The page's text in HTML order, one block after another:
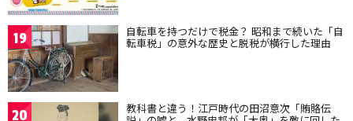
19 自転車を持つだけで税金？ 昭和まで続いた「自
転車税」の意外な歴史と脱税が横行した理由
20 教科書と違う！江戸時代の田沼意次「賄賂伝